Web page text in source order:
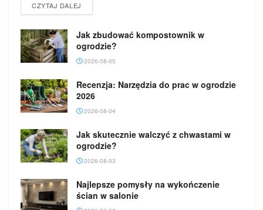
CZYTAJ DALEJ
Jak zbudować kompostownik w
ogrodzie?
2026-08-05
Recenzja: Narzędzia do prac w ogrodzie
2026
2026-08-04
Jak skutecznie walczyć z chwastami w
ogrodzie?
2026-08-03
Najlepsze pomysły na wykończenie
ścian w salonie